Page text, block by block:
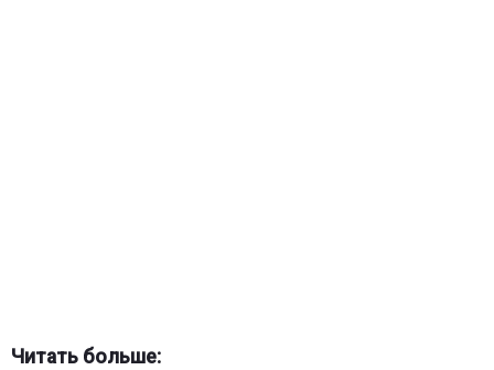
Читать больше: